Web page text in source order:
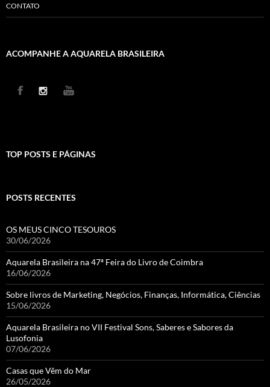
CONTATO
ACOMPANHE A AQUARELA BRASILEIRA
TOP POSTS E PÁGINAS
POSTS RECENTES
OS MEUS CINCO TESOUROS
30/06/2026
Aquarela Brasileira na 47ª Feira do Livro de Coimbra
16/06/2026
Sobre livros de Marketing, Negócios, Finanças, Informática, Ciências
15/06/2026
Aquarela Brasileira no VII Festival Sons, Saberes e Sabores da
Lusofonia
07/06/2026
Casas que Vêm do Mar
26/05/2026